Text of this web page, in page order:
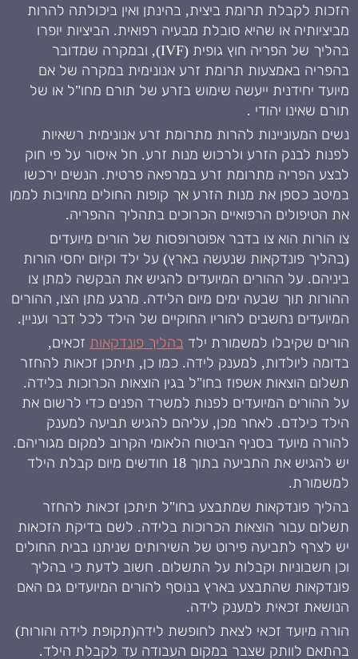
הזכות לקבלת תרומת ביצית, בהינתן ואין ביכולתה להרות
מביציותיה או שהיא סובלת מבעיה רפואית. הביציות יופרו
בהליך של הפריה חוץ גופית (IVF), ובמקרה שמדובר
בהפריה באמצעות תרומת זרע אנונימית במקרה של אם
מיועד יחידנית ייעשה שימוש בזרע של תורם מחו"ל או של
תורם שאינו יהודי .
נשים המעוניינות להרות מתרומת זרע אנונימית רשאיות
לפנות לבנק הזרע ולרכוש מנות זרע. חל איסור על פי חוק
לבצע הפריה מתרומת זרע במרפאה פרטית. הנשים ירכשו
במיטב כספן את מנות הזרע אך קופות החולים מחויבות לממן
את הטיפולים הרפואיים הכרוכים בתהליך ההפריה.
צו הורות הוא צו בדבר אפוטרופסות של הורים מיועדים
(בהליך פונדקאות שנעשה בארץ) על ילד וקיום יחסי הורות
ביניהם. על ההורים המיועדים להגיש את הבקשה למתן צו
ההורות תוך שבעה ימים מיום הלידה. מרגע מתן הצו, ההורים
המיועדים נחשבים להוריו החוקיים של הילד לכל דבר ועניין.
הורים שקיבלו למשמורת ילד בהליך פונדקאות זכאים,
בדומה ליולדות, למענק לידה. כמו כן, תיתכן זכאות להחזר
תשלום הוצאות אשפוז בחו"ל בגין הוצאות הכרוכות בלידה.
על ההורים המיועדים לפנות למשרד הפנים כדי לרשום את
הילד כילדם. לאחר מכן, עליהם להגיש תביעה למענק
להורה מיועד בסניף הביטוח הלאומי הקרוב למקום מגוריהם.
יש להגיש את התביעה בתוך 18 חודשים מיום קבלת הילד
למשמורת.
בהליך פונדקאות שמתבצע בחו"ל תיתכן זכאות להחזר
תשלום עבור הוצאות הכרוכות בלידה. לשם בדיקת הזכאות
יש לצרף לתביעה פירוט של השירותים שניתנו בבית החולים
וכן חשבוניות וקבלות על התשלום. חשוב לדעת כי בהליך
פונדקאות שהתבצע בארץ בנוסף להורים המיועדים גם האם
הנושאת זכאית למענק לידה.
הורה מיועד זכאי לצאת לחופשת לידה(תקופת לידה והורות)
בהתאם לוותק שצבר במקום העבודה עד לקבלת הילד.